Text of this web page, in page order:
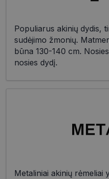
Populiarus akinių dydis,
sudėjimo žmonių.
būna 130-140 cm.
nosies dydį.
Metaliniai akinių rėmeliai